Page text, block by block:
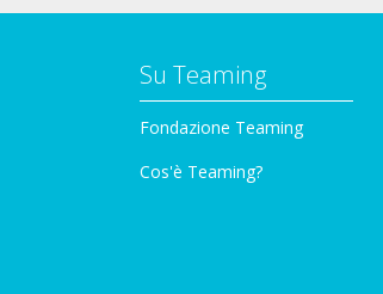
Su Teaming
Fondazione Teaming
Cos'è Teaming?